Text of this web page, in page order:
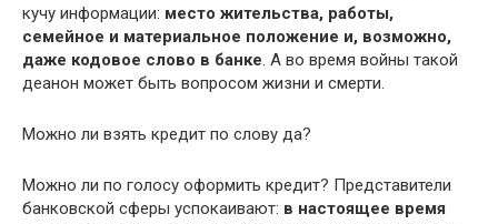
кучу информации: место жительства, работы,
семейное и материальное положение и, возможно,
даже кодовое слово в банке. А во время войны такой
деанон может быть вопросом жизни и смерти.
Можно ли взять кредит по слову да?
Можно ли по голосу оформить кредит? Представители
банковской сферы успокаивают: в настоящее время